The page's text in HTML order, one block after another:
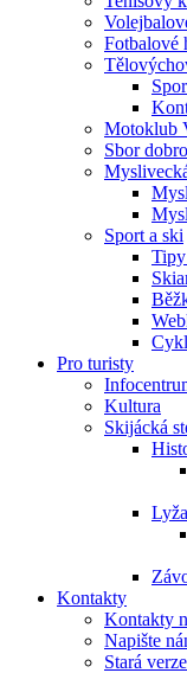
Fotbalové
Motoklub
Sbor
Sport a ski
Pro turisty
Kultura
Skijácká
Kontakty
Kontakty
Napište
Stará